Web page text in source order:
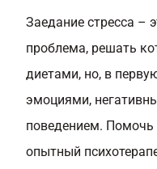
Заедание стресса –
проблема, решать
диетами, но, в
эмоциями,
поведением.
опытный